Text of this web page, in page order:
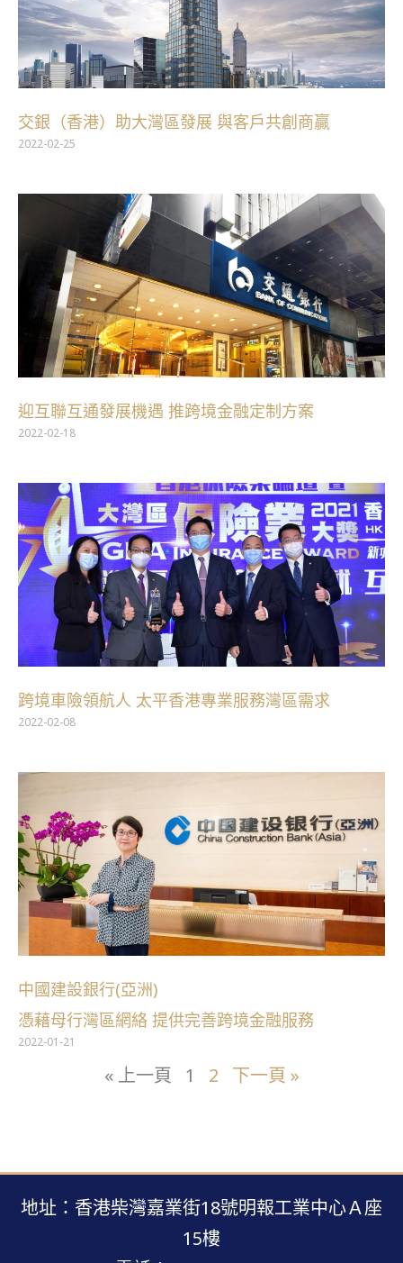
交銀（香港）助大灣區發展 與客戶共創商贏
2022-02-25
迎互聯互通發展機遇 推跨境金融定制方案
2022-02-18
跨境車險領航人 太平香港專業服務灣區需求
2022-02-08
中國建設銀行(亞洲)
憑藉母行灣區網絡 提供完善跨境金融服務
2022-01-21
« 上一頁 1 2 下一頁 »
地址：香港柴灣嘉業街18號明報工業中心Ａ座
15樓